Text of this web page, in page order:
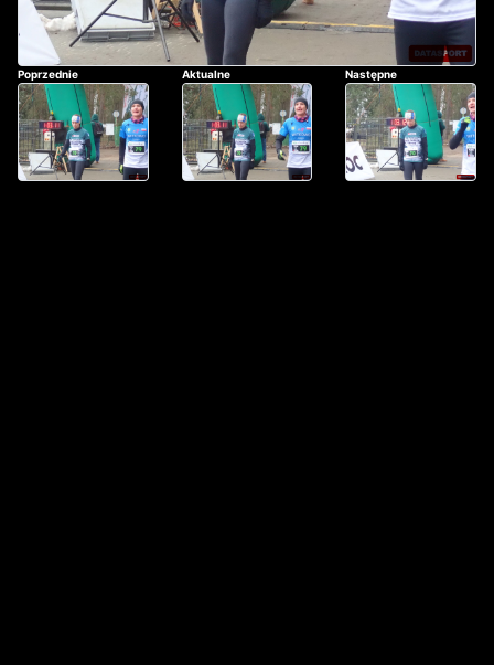
Poprzednie Aktualne Następne